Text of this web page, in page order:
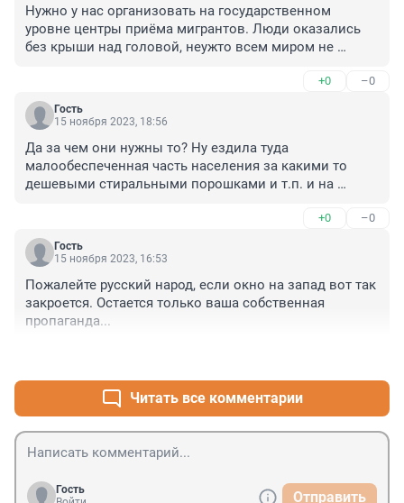
Нужно у нас организовать на государственном
уровне центры приёма мигрантов. Люди оказались
без крыши над головой, неужто всем миром не
хамски относятся. Россия всегда помогала людям в
трудную минуту, поможем и теперь!
+0 –0
Гость
15 ноября 2023, 18:56
Да за чем они нужны то? Ну ездила туда
малообеспеченная часть населения за какими то
дешевыми стиральными порошками и т.п. и на
+0 –0
Гость
15 ноября 2023, 16:53
Пожалейте русский народ, если окно на запад вот так
закроется. Остается только ваша собственная
пропаганда...
Читать все комментарии
Гость
Отправить